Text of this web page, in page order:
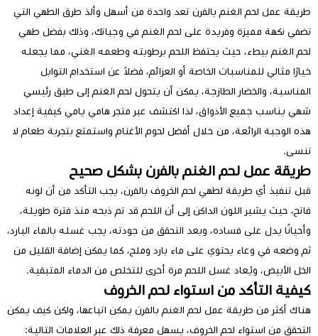
طريقة عمل لحم الغنم بالفرن تعد واحدة من أسهل وألذ طرق الطهي التي
تضفي نكهة مميزة وفريدة على لحم الغنم في وجباتك، وذلك بفضل طهي
لحم الغنم ببطء، حيث يحتفظ اللحم برطوبته وطعمه الغني، مما يجعله
خيارًا مثالي للمناسبات الخاصة أو العزائم، فضلاً عن استخدام التوابل
المناسبة، والخضار الطازجة، يمكن أن يتحول لحم الغنم إلى طبق رئيسي
شهي يناسب جميع الأذواق، لذا اكتشف عبر متجر هامي يامي كيفية إعداد
هذه الوجبة الرائعة، من خلال أفضل لحوم الأغنام واستمتع بتجربة طعام لا
تنسى.
طريقة عمل لحم الغنم بالفرن بشكل صحيح
قبل تنفيذ أي طريقة لطهي لحم الخروف بالفرن، يجب التأكد من أن لونه
فاتح، حيث يشير اللون الداكن إلى أن اللحم قد تم ذبحه منذ فترة طويلة،
وأحيانًا يدل على فساده، وبعد التحقق من جودته، يجب غسله بالماء البارد،
ثم وضعه في وعاء يحتوي على ماء بارد وملح، كما يمكن إضافة القليل من
الخل الأبيض، ويُعاد غسل اللحم مرة أخرى للتخلص من الدماء المتبقية.
كيفية التأكد من استواء لحم الخروف
هناك أكثر من طريقة عمل لحم الغنم بالفرن يمكن اتباعها، ولكن كيف يمكن
التحقق من استواء لحم الخروف، يسهل معرفة ذلك عبر العلامات التالية: